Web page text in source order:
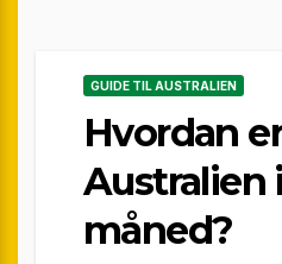
GUIDE TIL AUSTRALIEN
Hvordan
Australien
måned?